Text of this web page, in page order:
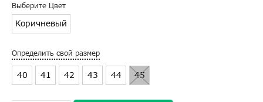
Выберите Цвет
Коричневый
Определить свой размер
40 41 42 43 44 45